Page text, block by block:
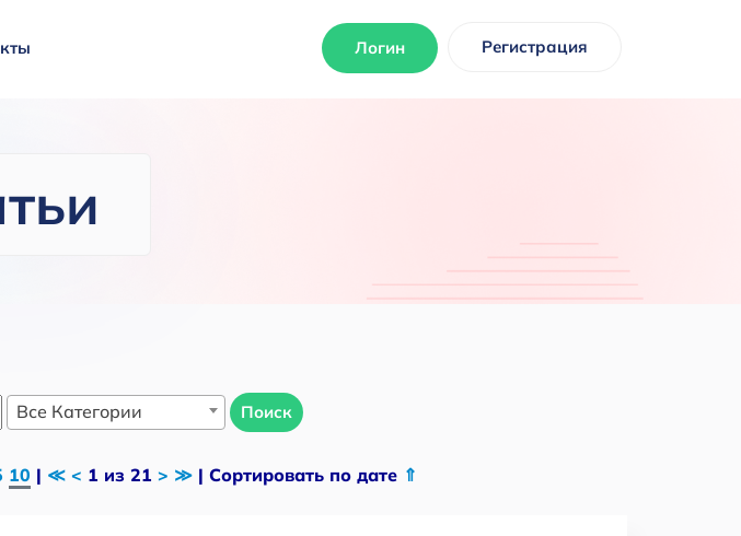
Логин Регистрация
Все Категории Поиск
10 | ≪ < 1 из 21 > ≫ | Сортировать по дате ⇑